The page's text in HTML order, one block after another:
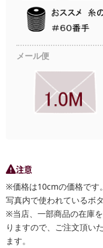
メール便
注意
※価格は10cmの価格です。
写真内で使われているボ
※当店、一部商品の在庫
りますので、ご注文頂い
ます。